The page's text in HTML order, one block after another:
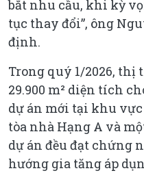
bắt nhu cầu, khi kỳ
tục thay đổi”, ông
định.
Trong quý 1/2026,
29.900 m² diện tích
dự án mới tại khu vực
tòa nhà Hạng A và
dự án đều đạt chứng
hướng gia tăng áp